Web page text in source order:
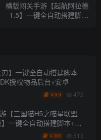
横版闯关手游【起航阿拉德
1.5】一键全自动搭建脚本
】一键全自动搭建脚本
授权物品后台+安卓
￥9.9 472
【三国猫H5之喵星联盟
一键全自动搭建脚本+管
+简易安卓客户端
￥300 513